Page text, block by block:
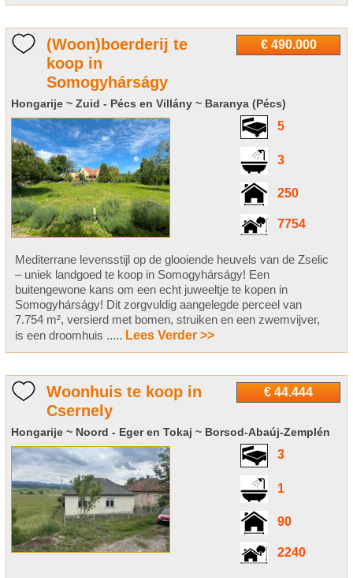
€ 490.000
(Woon)boerderij te
koop in
Somogyhárságy
Hongarije ~ Zuid - Pécs en Villány ~ Baranya (Pécs)
5
3
250
7754
Mediterrane levensstijl op de glooiende heuvels van de Zselic
– uniek landgoed te koop in Somogyhárságy! Een
buitengewone kans om een echt juweeltje te kopen in
Somogyhárságy! Dit zorgvuldig aangelegde perceel van
7.754 m², versierd met bomen, struiken en een zwemvijver,
is een droomhuis ..... Lees Verder >>
€ 44.444
Woonhuis te koop in
Csernely
Hongarije ~ Noord - Eger en Tokaj ~ Borsod-Abaúj-Zemplén
3
1
90
2240